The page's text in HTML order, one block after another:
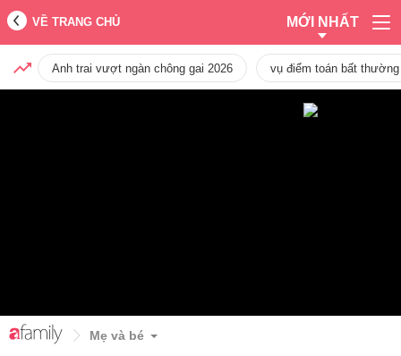
VỀ TRANG CHỦ MỚI NHẤT
Anh trai vượt ngàn chông gai 2026 vụ điểm toán bất
Mẹ và bé